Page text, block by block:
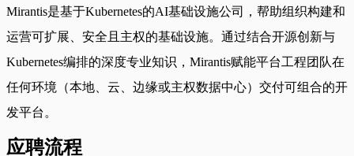
Mirantis是基于Kubernetes的AI基础设施公司，帮助组织构建和
运营可扩展、安全且主权的基础设施。通过结合开源创新与
Kubernetes编排的深度专业知识，Mirantis赋能平台工程团队在
任何环境（本地、云、边缘或主权数据中心）交付可组合的开
发平台。
应聘流程